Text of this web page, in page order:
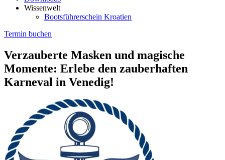
Wissenwelt
Bootsführerschein Kroatien
Termin buchen
Verzauberte Masken und magische
Momente: Erlebe den zauberhaften
Karneval in Venedig!